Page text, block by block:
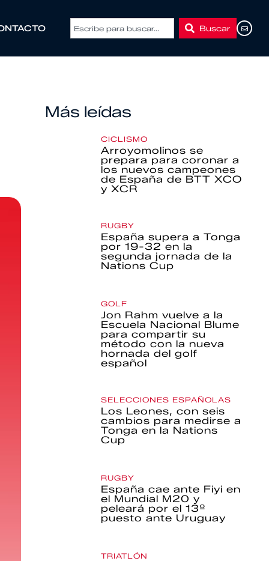
Buscar
Más leídas
CICLISMO
Arroyomolinos se
prepara para coronar a
los nuevos campeones
de España de BTT XCO
y XCR
RUGBY
España supera a Tonga
por 19-32 en la
segunda jornada de la
Nations Cup
GOLF
Jon Rahm vuelve a la
Escuela Nacional Blume
para compartir su
método con la nueva
hornada del golf
español
SELECCIONES ESPAÑOLAS
Los Leones, con seis
cambios para medirse a
Tonga en la Nations
Cup
RUGBY
España cae ante Fiyi en
el Mundial M20 y
peleará por el 13º
puesto ante Uruguay
TRIATLÓN